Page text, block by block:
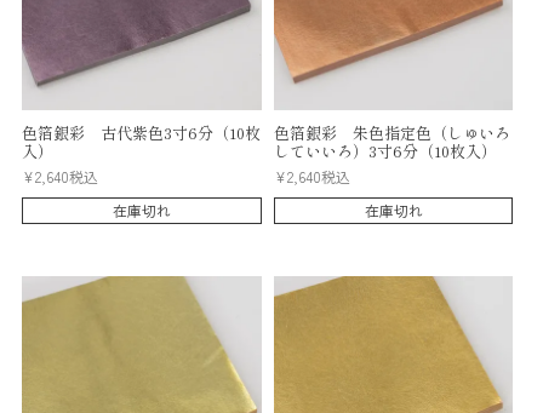
色箔銀彩 古代紫色3寸6分（10枚
入）
¥2,640税込
在庫切れ
色箔銀彩 朱色指定色（しゅいろ
していいろ）3寸6分（10枚入）
¥2,640税込
在庫切れ